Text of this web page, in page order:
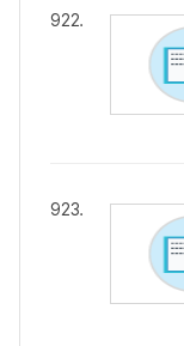
922.
923.